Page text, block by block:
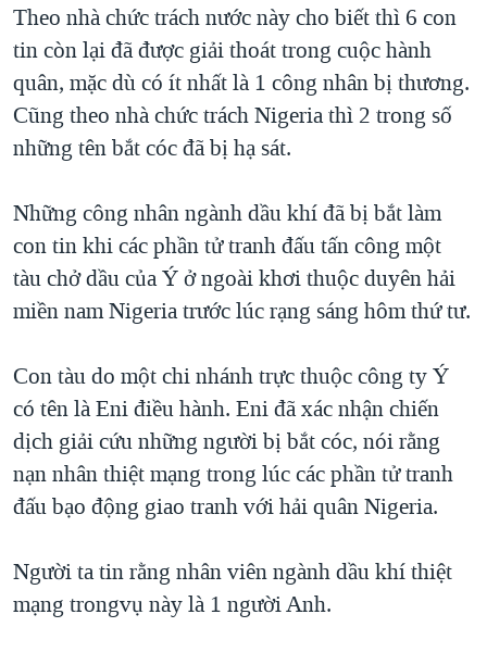
KINH TẾ
KHOA HỌC
SỨC KHOẺ
VĂN HOÁ
GIÁO DỤC
GIẢI MÃ VÀNH ĐAI & CON ĐƯỜNG
NGÀY TỊ NẠN THẾ GIỚI
TRỊNH VĨNH BÌNH - NGƯỜI HẠ 'BÊN THẮNG CUỘC'
GROUND ZERO – XƯA VÀ NAY
CHI PHÍ CHIẾN TRANH AFGHANISTAN
CÁC GIÁ TRỊ CỘNG HÒA Ở VIỆT NAM
THƯỢNG ĐỈNH TRUMP-KIM TẠI VIỆT NAM
TRỊNH VĨNH BÌNH VS. CHÍNH PHỦ VIỆT NAM
BÊN KIA QUỐC LỘ: TIẾNG VỌNG TỪ NÔNG THÔN MỸ
QUAN HỆ VIỆT MỸ
MẠNG XÃ HỘI
Ngôn ngữ khác
Theo nhà chức trách nước này cho biết thì 6 con
tin còn lại đã được giải thoát trong cuộc hành
quân, mặc dù có ít nhất là 1 công nhân bị thương.
Cũng theo nhà chức trách Nigeria thì 2 trong số
những tên bắt cóc đã bị hạ sát.
Những công nhân ngành dầu khí đã bị bắt làm
con tin khi các phần tử tranh đấu tấn công một
tàu chở dầu của Ý ở ngoài khơi thuộc duyên hải
miền nam Nigeria trước lúc rạng sáng hôm thứ tư.
Con tàu do một chi nhánh trực thuộc công ty Ý
có tên là Eni điều hành. Eni đã xác nhận chiến
dịch giải cứu những người bị bắt cóc, nói rằng
nạn nhân thiệt mạng trong lúc các phần tử tranh
đấu bạo động giao tranh với hải quân Nigeria.
Người ta tin rằng nhân viên ngành dầu khí thiệt
mạng trongvụ này là 1 người Anh.